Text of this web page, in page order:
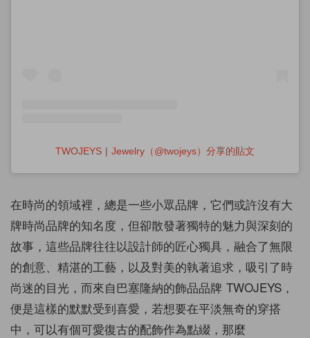
TWOJEYS | Jewelry（@twojeys）分享的貼文
在時尚的領域裡，總是一些小眾品牌，它們或許沒有大
牌時尚品牌的知名度，但卻散發著獨特的魅力與深刻的
故事，這些品牌往往以設計師的匠心獨具，融合了無限
的創意、精湛的工藝，以及對美的執著追求，吸引了時
尚迷的目光，而來自巴塞隆納的飾品品牌 TWOJEYS，
便是這樣的默默受到喜愛，若想要在平淡無奇的穿搭
中，可以有個可愛復古的配飾作為點綴，那麼